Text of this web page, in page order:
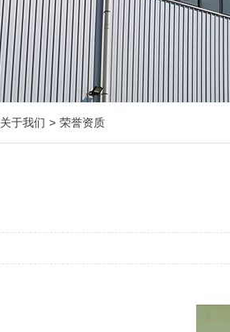
关于我们 > 荣誉资质